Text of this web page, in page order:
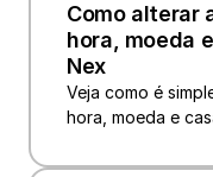
Como alterar
hora, moeda
Nex
Veja como é
hora, moeda e